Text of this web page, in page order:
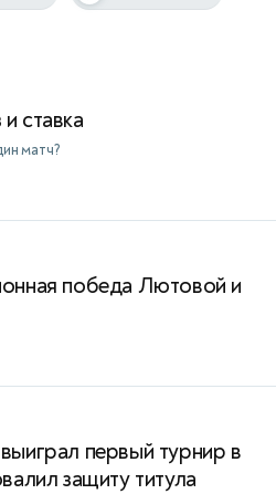
ставка
матч?
победа Лютовой и
первый турнир в
защиту титула